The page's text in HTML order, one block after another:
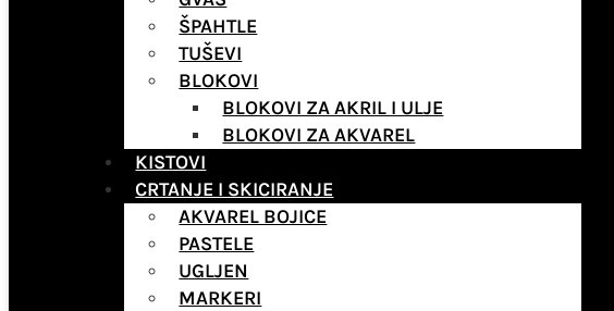
ŠPAHTLE
TUŠEVI
BLOKOVI
BLOKOVI ZA AKRIL I ULJE
BLOKOVI ZA AKVAREL
KISTOVI
CRTANJE I SKICIRANJE
AKVAREL BOJICE
PASTELE
UGLJEN
MARKERI